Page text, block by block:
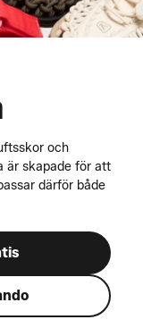
och
är skapade för att
därför både